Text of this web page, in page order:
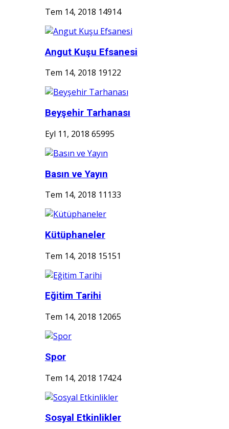
Tem 14, 2018 14914
Angut Kuşu Efsanesi
Tem 14, 2018 19122
Beyşehir Tarhanası
Eyl 11, 2018 65995
Basın ve Yayın
Tem 14, 2018 11133
Kütüphaneler
Tem 14, 2018 15151
Eğitim Tarihi
Tem 14, 2018 12065
Spor
Tem 14, 2018 17424
Sosyal Etkinlikler